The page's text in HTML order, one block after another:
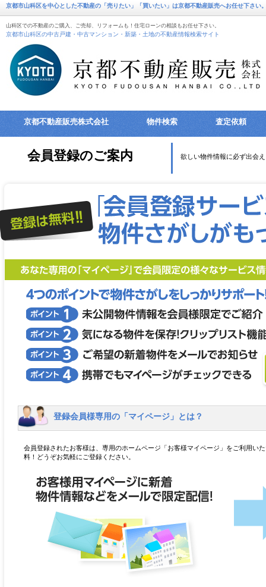
京都市山科区を中心とした不動産の「売りたい」「買いたい」は京都不動産販売へお任せ下さい
山科区での不動産のご購入、ご売却、リフォームも！住宅ローンの相談もお任せ下さい。
京都市山科区の中古戸建・中古マンション・新築・土地の不動産情報検索サイト
京都不動産販売株式会社 物件検索 査定依頼
会員登録のご案内 欲しい物件情報に必ず出会
登録会員様専用の「マイページ」とは？
会員登録されたお客様は、専用のホームページ「お客様マイページ」をご利用い
料！どうぞお気軽にご登録ください。